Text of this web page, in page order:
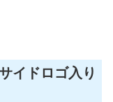
イドロゴ入り